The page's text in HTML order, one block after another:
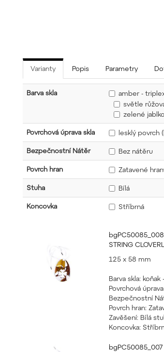
Varianty Popis Parametry
Barva skla amber -
světle
zelené
Povrchová úprava skla lesklý povrch
Bezpečnostní Nátěr Bez nátěru
Povrch hran Zatavené
Stuha Bílá
Koncovka Stříbrná
bgPC50085_008
STRING
125 x 58 mm
Barva skla:
Povrchová
Bezpečnostní
Povrch hran:
Zavěšení: Bílá
Koncovka:
bgPC50085_007